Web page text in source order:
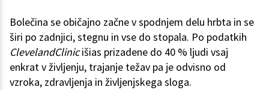
Bolečina se običajno začne v spodnjem delu hrbta in se
širi po zadnjici, stegnu in vse do stopala. Po podatkih
ClevelandClinicišias prizadene do 40 % ljudi vsaj
enkrat v življenju, trajanje težav pa je odvisno od
vzroka, zdravljenja in življenjskega sloga.